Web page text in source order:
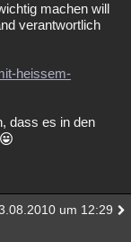
machen will
verantwortlich
heissem-
dass es in den
um 12:29